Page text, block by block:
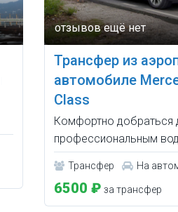
Трансфер из
автомобиле
Class
Комфортно добраться
профессиональным
Трансфер На
6500 ₽ за трансфер